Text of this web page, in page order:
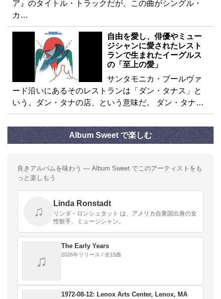
ア』のタイトル・トラックだが、この曲がシングル・
カ…
自由を愛し、俳優やミュー
ジシャンに愛されたレスト
ランで生まれたイーグルス
の「至上の愛」
サンタモニカ・ブールヴァ
ード沿いにあるそのレストランは「ダン・タナス」と
いう。ダン・タナの店、という意味だ。 ダン・タナ…
Album Sweet で楽しむ
良きアルバムを味わう — Album Sweet でこのアーティストをも
っと楽しもう
♫
Linda Ronstadt
リンダ・ロンシュタット は、アメリカ合衆国出身の女
性歌手、ミュージシャン。
♫
The Early Years
2026年リリース / 全15曲
1972-08-12: Lenox Arts Center, Lenox, MA